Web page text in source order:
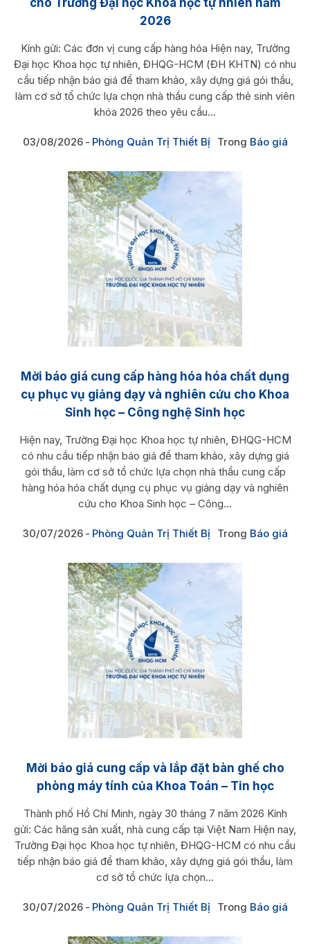
2026
Kính gửi: Các đơn vị cung cấp hàng hóa Hiện nay, Trường
Đại học Khoa học tự nhiên, ĐHQG-HCM (ĐH KHTN) có nhu
cầu tiếp nhận báo giá để tham khảo, xây dựng giá gói thầu,
làm cơ sở tổ chức lựa chọn nhà thầu cung cấp thẻ sinh viên
khóa 2026 theo yêu cầu...
03/08/2026 Phòng Quản Trị Thiết Bị Trong Báo giá
Mời báo giá cung cấp hàng hóa hóa chất dụng
cụ phục vụ giảng dạy và nghiên cứu cho Khoa
Sinh học – Công nghệ Sinh học
Hiện nay, Trường Đại học Khoa học tự nhiên, ĐHQG-HCM
có nhu cầu tiếp nhận báo giá để tham khảo, xây dựng giá
gói thầu, làm cơ sở tổ chức lựa chọn nhà thầu cung cấp
hàng hóa hóa chất dụng cụ phục vụ giảng dạy và nghiên
cứu cho Khoa Sinh học – Công...
30/07/2026 Phòng Quản Trị Thiết Bị Trong Báo giá
Mời báo giá cung cấp và lắp đặt bàn ghế cho
phòng máy tính của Khoa Toán – Tin học
Thành phố Hồ Chí Minh, ngày 30 tháng 7 năm 2026 Kính
gửi: Các hãng sản xuất, nhà cung cấp tại Việt Nam Hiện nay,
Trường Đại học Khoa học tự nhiên, ĐHQG-HCM có nhu cầu
tiếp nhận báo giá để tham khảo, xây dựng giá gói thầu, làm
cơ sở tổ chức lựa chọn...
30/07/2026 Phòng Quản Trị Thiết Bị Trong Báo giá